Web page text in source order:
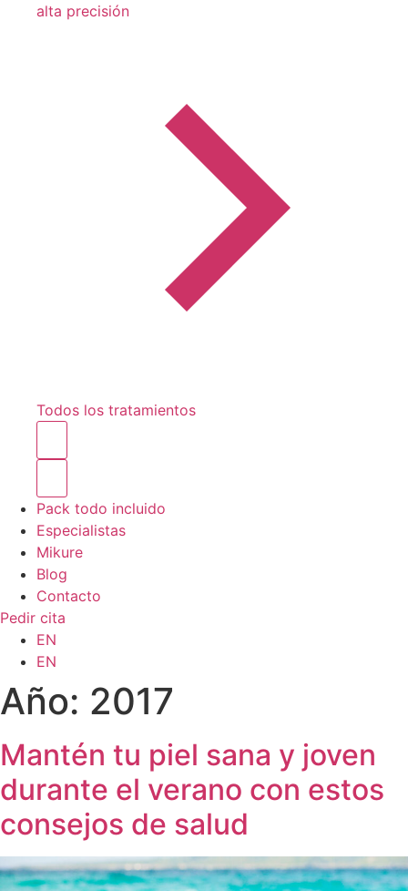
alta precisión
Todos los tratamientos
Pack todo incluido
Especialistas
Mikure
Blog
Contacto
Pedir cita
EN
EN
Año: 2017
Mantén tu piel sana y joven
durante el verano con estos
consejos de salud